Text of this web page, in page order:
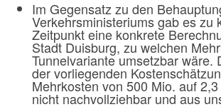
Im Gegensatz zu den
Verkehrsministeriums gab es zu
Zeitpunkt eine konkrete
Stadt Duisburg, zu welchen
Tunnelvariante umsetzbar wäre.
der vorliegenden
Mehrkosten von 500 Mio. auf
nicht nachvollziehbar und aus